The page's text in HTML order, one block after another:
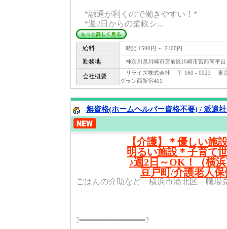
*融通が利くので働きやすい！*
*週2日からの柔軟シ...
給料 時給 1500円 ～ 2100円
勤務地 神奈川県川崎市宮前区川崎市宮前南平台
会社概要
リライズ株式会社 〒 160 - 0023 東京
グラン西新宿401
無資格(ホームヘルパー資格不要) / 派遣
【介護】＊優しい施
明るい施設＊子育て
♪週2日～OK！（横
豆戸町/介護老人
ごはんの介助など 横浜市港北区 職場
?━━━━━━━━━━━━━?